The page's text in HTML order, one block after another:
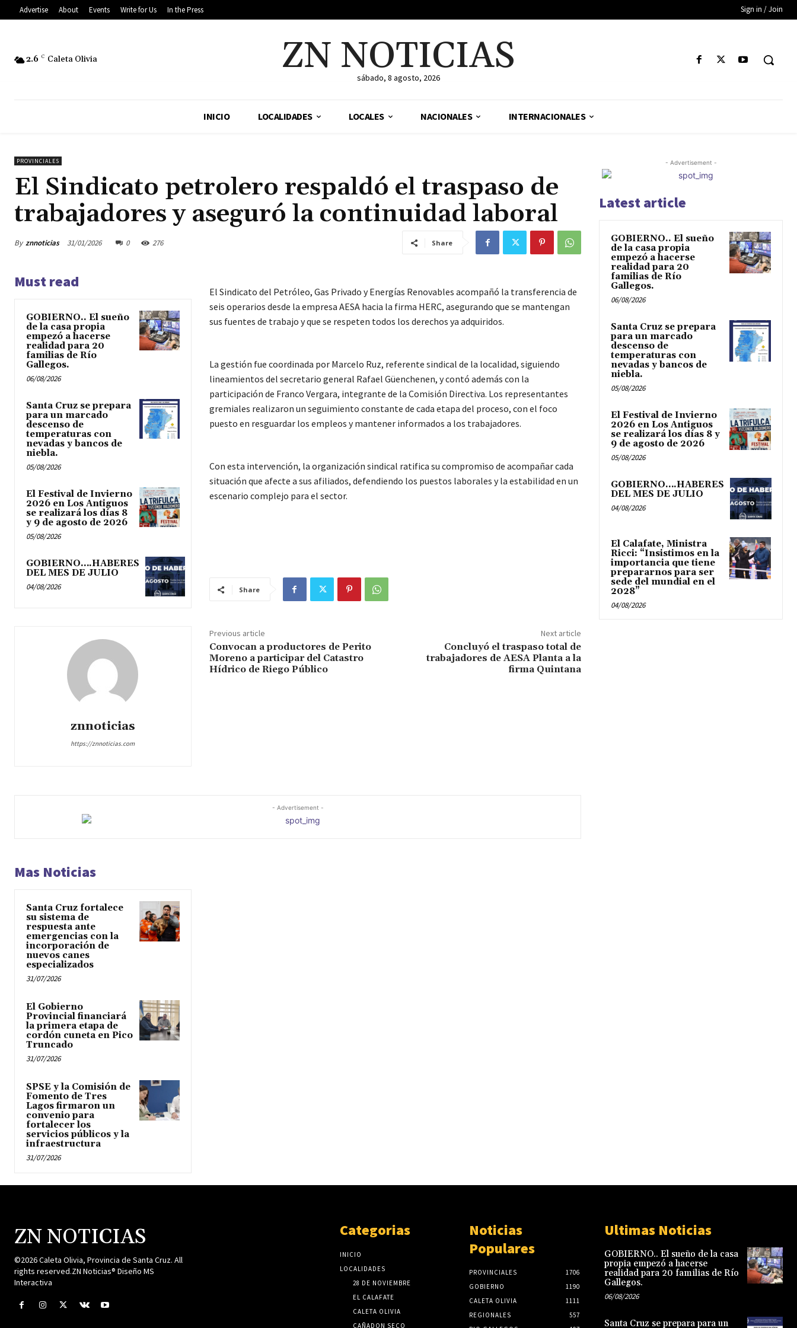
Advertise About Events Write for Us In the Press Sign in / Join
2.6 C Caleta Olivia ZN NOTICIAS
sábado, 8 agosto, 2026
INICIO LOCALIDADES LOCALES NACIONALES INTERNACIONALES
PROVINCIALES
El Sindicato petrolero respaldó el traspaso de
trabajadores y aseguró la continuidad laboral
By znnoticias 31/01/2026 0 276 Share
Must read
GOBIERNO.. El sueño
de la casa propia
empezó a hacerse
realidad para 20
familias de Río
Gallegos.
06/08/2026
Santa Cruz se prepara
para un marcado
descenso de
temperaturas con
nevadas y bancos de
niebla.
05/08/2026
El Festival de Invierno
2026 en Los Antiguos
se realizará los días 8
y 9 de agosto de 2026
05/08/2026
GOBIERNO….HABERES
DEL MES DE JULIO
04/08/2026
znnoticias
https://znnoticias.com
El Sindicato del Petróleo, Gas Privado y Energías Renovables acompañó la transferencia de
seis operarios desde la empresa AESA hacia la firma HERC, asegurando que se mantengan
sus fuentes de trabajo y que se respeten todos los derechos ya adquiridos.
La gestión fue coordinada por Marcelo Ruz, referente sindical de la localidad, siguiendo
lineamientos del secretario general Rafael Güenchenen, y contó además con la
participación de Franco Vergara, integrante de la Comisión Directiva. Los representantes
gremiales realizaron un seguimiento constante de cada etapa del proceso, con el foco
puesto en resguardar los empleos y mantener informados a los trabajadores.
Con esta intervención, la organización sindical ratifica su compromiso de acompañar cada
situación que afecte a sus afiliados, defendiendo los puestos laborales y la estabilidad en un
escenario complejo para el sector.
Share
Previous article
Convocan a productores de Perito
Moreno a participar del Catastro
Hídrico de Riego Público
Next article
Concluyó el traspaso total de
trabajadores de AESA Planta a la
firma Quintana
- Advertisement -
Mas Noticias
Santa Cruz fortalece
su sistema de
respuesta ante
emergencias con la
incorporación de
nuevos canes
especializados
31/07/2026
El Gobierno
Provincial financiará
la primera etapa de
cordón cuneta en Pico
Truncado
31/07/2026
SPSE y la Comisión de
Fomento de Tres
Lagos firmaron un
convenio para
fortalecer los
servicios públicos y la
infraestructura
31/07/2026
- Advertisement -
Latest article
GOBIERNO.. El sueño
de la casa propia
empezó a hacerse
realidad para 20
familias de Río
Gallegos.
06/08/2026
Santa Cruz se prepara
para un marcado
descenso de
temperaturas con
nevadas y bancos de
niebla.
05/08/2026
El Festival de Invierno
2026 en Los Antiguos
se realizará los días 8 y
9 de agosto de 2026
05/08/2026
GOBIERNO….HABERES
DEL MES DE JULIO
04/08/2026
El Calafate, Ministra
Ricci: “Insistimos en la
importancia que tiene
prepararnos para ser
sede del mundial en el
2028”
04/08/2026
ZN NOTICIAS
©2026 Caleta Olivia, Provincia de Santa Cruz. All
rights reserved.ZN Noticias® Diseño MS
Interactiva
Categorias
INICIO
LOCALIDADES
28 DE NOVIEMBRE
EL CALAFATE
CALETA OLIVIA
CAÑADON SECO
Noticias
Populares
PROVINCIALES
1706
GOBIERNO
1190
CALETA OLIVIA
1111
REGIONALES
557
Ultimas Noticias
GOBIERNO.. El sueño de la casa
propia empezó a hacerse
realidad para 20 familias de Río
Gallegos.
06/08/2026
Santa Cruz se prepara para un